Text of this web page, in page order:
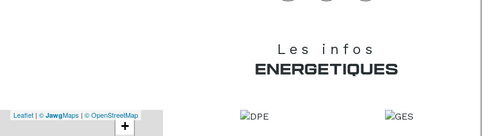
+
Leaflet |©JawgMaps |© OpenStreetMap
Les infos
ENERGETIQUES